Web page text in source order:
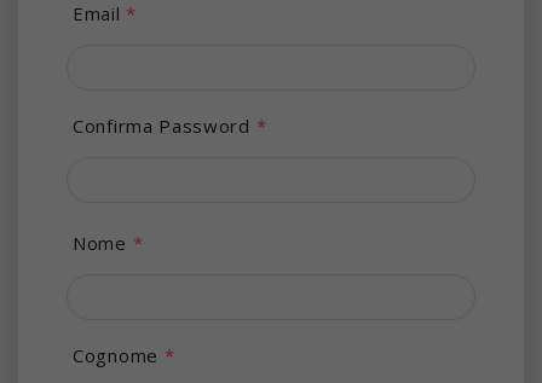
Email *
Confirma Password *
Nome *
Cognome *